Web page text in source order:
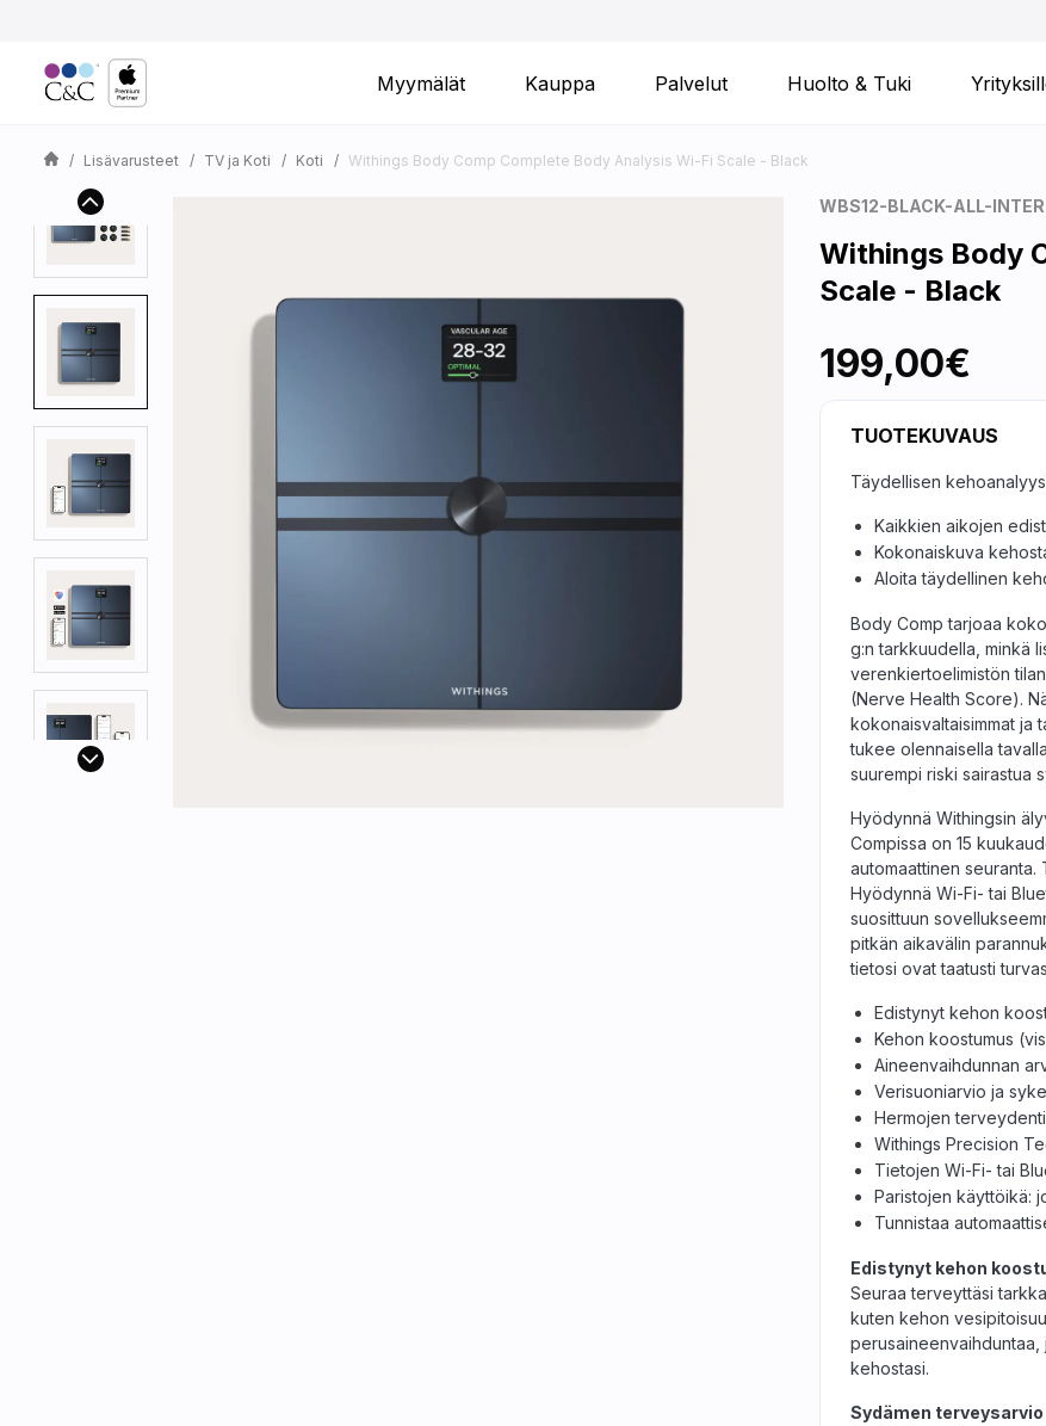
Myymälät Kauppa Palvelut Huolto & Tuki
Lisävarusteet TV ja Koti Koti Withings Body Comp Complete Body Analysis Wi-Fi Scale - Black
WBS12-BLACK-ALL-INTER
Withings Body
Scale - Black
199,00€
TUOTEKUVAUS
Täydellisen
Kaikkien aikojen
Kokonaiskuva
Aloita täydellinen
Body Comp tarjoaa
g:n tarkkuudella, minkä
verenkiertoelimistön
(Nerve Health Score).
kokonaisvaltaisimmat ja
tukee olennaisella
suurempi riski sairastua
Hyödynnä Withingsin
Compissa on 15
automaattinen seuranta.
Hyödynnä Wi-Fi- tai
suosittuun
pitkän aikavälin
tietosi ovat taatusti
Edistynyt kehon
Kehon koostumus
Aineenvaihdunnan
Verisuoniarvio ja syke
Hermojen
Withings Precision
Tietojen Wi-Fi- tai
Paristojen käyttöikä:
Tunnistaa
Edistynyt kehon
Seuraa terveyttäsi
kuten kehon
kehostasi.
Sydämen terveysarvio